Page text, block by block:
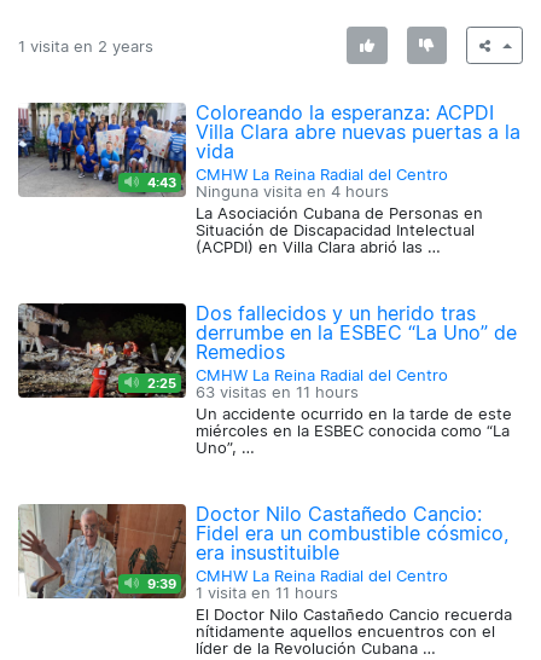
1 visita en 2 years
4:43
Coloreando la esperanza: ACPDI
Villa Clara abre nuevas puertas a la
vida
CMHW La Reina Radial del Centro
Ninguna visita en4 hours
La Asociación Cubana de Personas en
Situación de Discapacidad Intelectual
(ACPDI) en Villa Clara abrió las …
2:25
Dos fallecidos y un herido tras
derrumbe en la ESBEC “La Uno” de
Remedios
CMHW La Reina Radial del Centro
63 visitas en 11 hours
Un accidente ocurrido en la tarde de este
miércoles en la ESBEC conocida como “La
Uno”, …
9:39
Doctor Nilo Castañedo Cancio:
Fidel era un combustible cósmico,
era insustituible
CMHW La Reina Radial del Centro
1 visita en 11 hours
El Doctor Nilo Castañedo Cancio recuerda
nítidamente aquellos encuentros con el
líder de la Revolución Cubana …